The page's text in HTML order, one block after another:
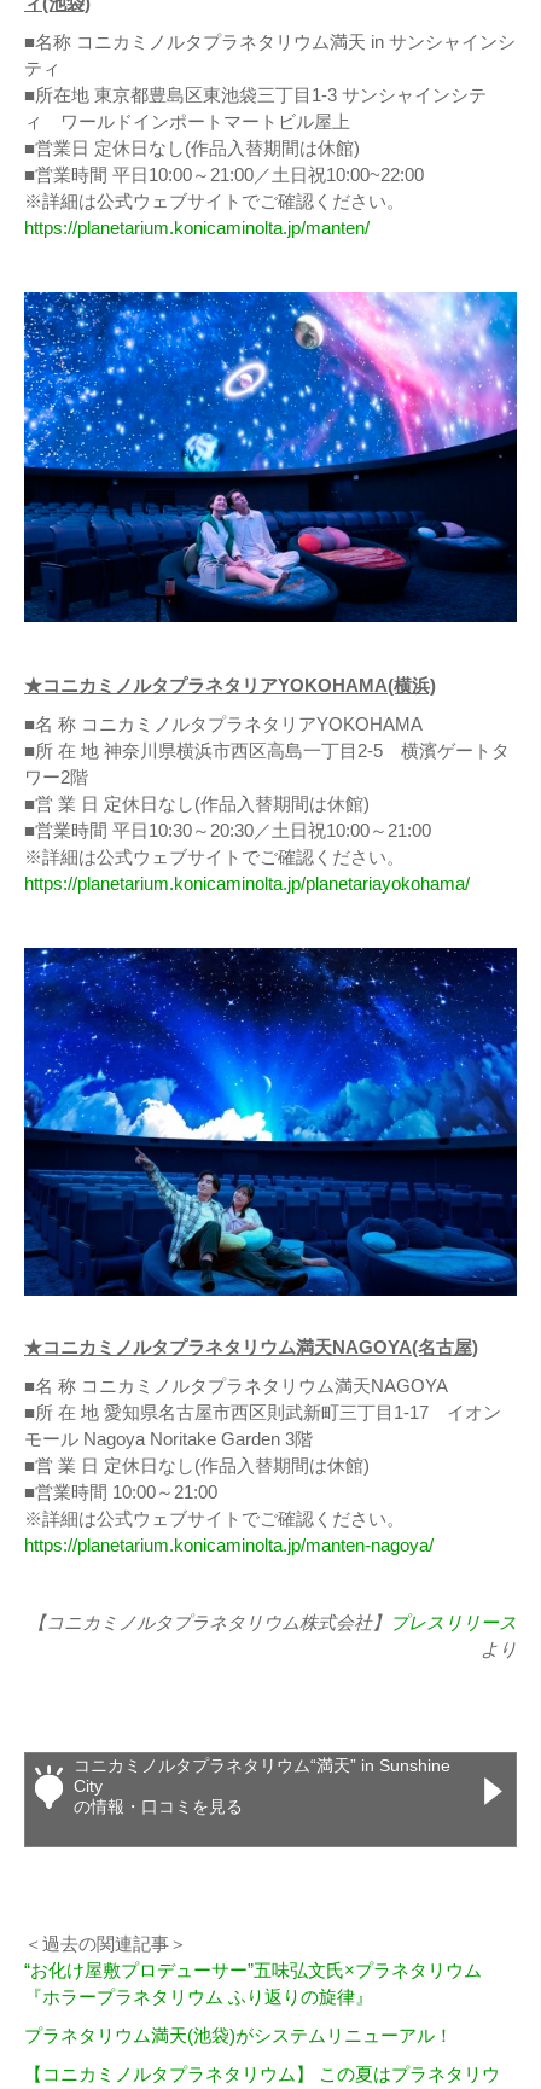
■名称 コニカミノルタプラネタリウム満天 in サンシャインシ
ティ
■所在地 東京都豊島区東池袋三丁目1-3 サンシャインシテ
ィ ワールドインポートマートビル屋上
■営業日 定休日なし(作品入替期間は休館)
■営業時間 平日10:00～21:00／土日祝10:00~22:00
※詳細は公式ウェブサイトでご確認ください。
https://planetarium.konicaminolta.jp/manten/
★コニカミノルタプラネタリアYOKOHAMA(横浜)
■名 称 コニカミノルタプラネタリアYOKOHAMA
■所 在 地 神奈川県横浜市西区高島一丁目2-5 横濱ゲートタ
ワー2階
■営 業 日 定休日なし(作品入替期間は休館)
■営業時間 平日10:30～20:30／土日祝10:00～21:00
※詳細は公式ウェブサイトでご確認ください。
https://planetarium.konicaminolta.jp/planetariayokohama/
★コニカミノルタプラネタリウム満天NAGOYA(名古屋)
■名 称 コニカミノルタプラネタリウム満天NAGOYA
■所 在 地 愛知県名古屋市西区則武新町三丁目1-17 イオン
モール Nagoya Noritake Garden 3階
■営 業 日 定休日なし(作品入替期間は休館)
■営業時間 10:00～21:00
※詳細は公式ウェブサイトでご確認ください。
https://planetarium.konicaminolta.jp/manten-nagoya/
【コニカミノルタプラネタリウム株式会社】 プレスリリース
より
コニカミノルタプラネタリウム“満天” in Sunshine
City
の情報・口コミを見る
＜過去の関連記事＞
“お化け屋敷プロデューサー”五味弘文氏×プラネタリウム
『ホラープラネタリウム ふり返りの旋律』
プラネタリウム満天(池袋)がシステムリニューアル！
【コニカミノルタプラネタリウム】 この夏はプラネタリウ